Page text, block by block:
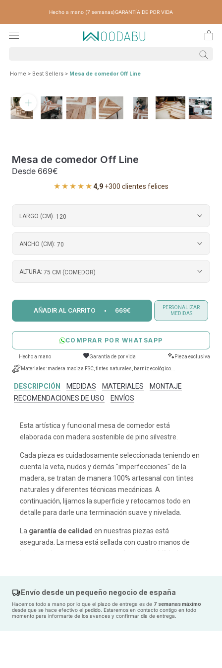
Hecho a mano (7 semanas)GARANTÍA DE POR VIDA
Home > Best Sellers > Mesa de comedor Off Line
Mesa de comedor Off Line
Desde 669€
★★★★★4,9·+300 clientes felices
LARGO (CM): 120
ANCHO (CM): 70
ALTURA: 75 CM (COMEDOR)
AÑADIR AL CARRITO 669€
PERSONALIZAR
MEDIDAS
COMPRAR POR WHATSAPP
Hecho a mano Garantía de por vida Pieza exclusiva
Materiales: madera maciza FSC, tintes naturales, barniz ecológico...
DESCRIPCIÓN MEDIDAS MATERIALES
MONTAJE
RECOMENDACIONES DE USO
ENVÍOS
Esta artística y funcional mesa de comedor está
elaborada con madera sostenible de pino silvestre.
Cada pieza es cuidadosamente seleccionada teniendo en
cuenta la veta, nudos y demás "imperfecciones" de la
madera, se tratan de manera 100% artesanal con tintes
naturales y diferentes técnicas mecánicas. A
continuación, lijamos la superficie y retocamos todo en
detalle para darle una terminación suave y nivelada.
La garantía de calidad en nuestras piezas está
asegurada. La mesa está sellada con cuatro manos de
barniz en base agua para aportarle esa durabilidad y
la humedad y las manchas que pudieran ocasionarse.
Se finaliza elprocesomediante un cuidadoso control de
Envío desde un pequeño negocio de españa
Hacemos todo a mano por lo que el plazo de entrega es de 7 semanas máximo
desde que se hace efectivo el pedido. Estaremos en contacto contigo en todo
momento para informarte de los avances y confirmar día de entrega.